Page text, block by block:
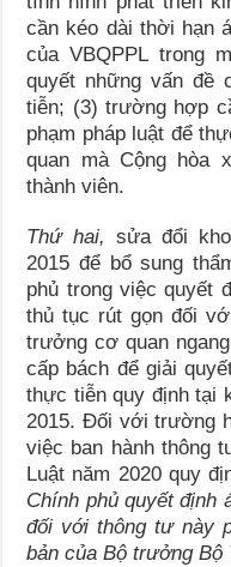
cần kéo dài thời hạn
của VBQPPL trong
quyết những vấn đề
tiễn; (3) trường hợp
phạm pháp luật để
quan mà Cộng hòa
thành viên.
Thứ hai, sửa đổi
2015 để bổ sung
phủ trong việc quyết
thủ tục rút gọn đối
trưởng cơ quan
cấp bách để giải
thực tiễn quy định tại
2015. Đối với trường
việc ban hành thông
Luật năm 2020 quy
Chính phủ quyết định
đối với thông tư này
bản của Bộ trưởng Bộ